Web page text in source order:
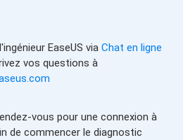
EaseUS via Chat en ligne
vos questions à
vous pour une connexion à
de commencer le diagnostic